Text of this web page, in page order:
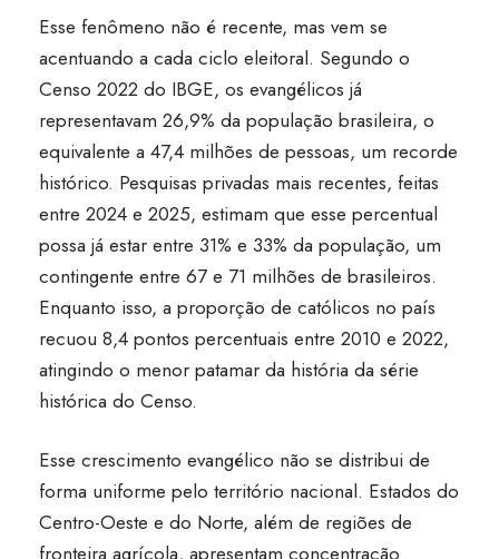
Esse fenômeno não é recente, mas vem se
acentuando a cada ciclo eleitoral. Segundo o
Censo 2022 do IBGE, os evangélicos já
representavam 26,9% da população brasileira, o
equivalente a 47,4 milhões de pessoas, um recorde
histórico. Pesquisas privadas mais recentes, feitas
entre 2024 e 2025, estimam que esse percentual
possa já estar entre 31% e 33% da população, um
contingente entre 67 e 71 milhões de brasileiros.
Enquanto isso, a proporção de católicos no país
recuou 8,4 pontos percentuais entre 2010 e 2022,
atingindo o menor patamar da história da série
histórica do Censo.
Esse crescimento evangélico não se distribui de
forma uniforme pelo território nacional. Estados do
Centro-Oeste e do Norte, além de regiões de
fronteira agrícola, apresentam concentração